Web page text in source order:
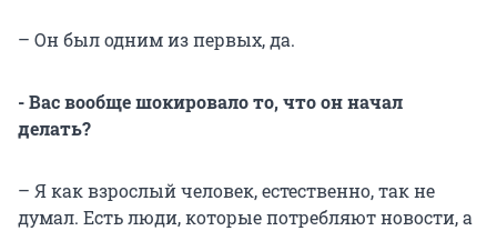
– Он был одним из первых, да.
- Вас вообще шокировало то, что он начал
делать?
– Я как взрослый человек, естественно, так не
думал. Есть люди, которые потребляют новости, а